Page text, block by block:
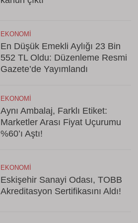
EKONOMI
En Düşük Emekli Aylığı 23 Bin
552 TL Oldu: Düzenleme Resmi
Gazete’de Yayımlandı
EKONOMI
Aynı Ambalaj, Farklı Etiket:
Marketler Arası Fiyat Uçurumu
%60’ı Aştı!
EKONOMI
Eskişehir Sanayi Odası, TOBB
Akreditasyon Sertifikasını Aldı!